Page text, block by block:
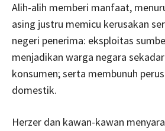
Alih-alih memberi manfaat,
asing justru memicu kerusakan
negeri penerima: eksploitas
menjadikan warga negara
konsumen; serta membunuh
domestik.
Herzer dan kawan-kawan